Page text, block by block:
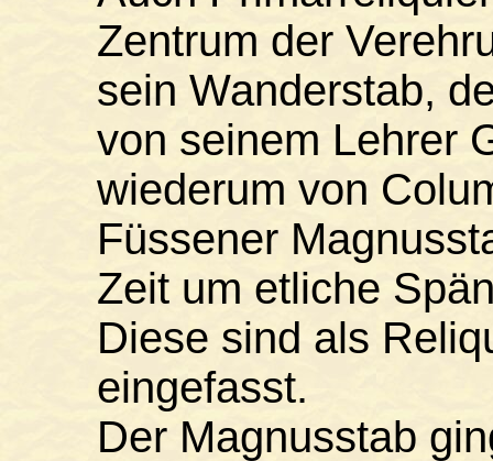
Zentrum der
sein Wanderstab,
von seinem Lehrer
wiederum von
Füssener
Zeit um etliche
Diese sind als
eingefasst.
Der Magnusstab